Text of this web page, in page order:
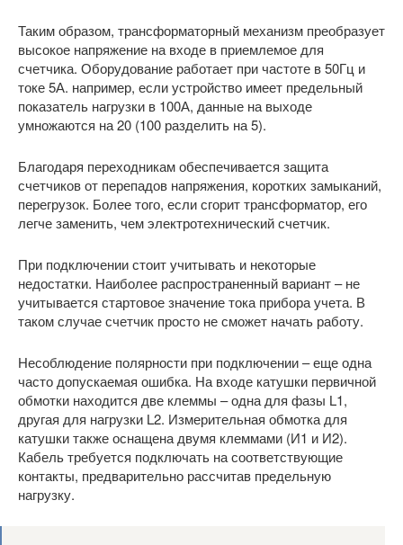
Таким образом, трансформаторный механизм преобразует
высокое напряжение на входе в приемлемое для
счетчика. Оборудование работает при частоте в 50Гц и
токе 5А. например, если устройство имеет предельный
показатель нагрузки в 100А, данные на выходе
умножаются на 20 (100 разделить на 5).
Благодаря переходникам обеспечивается защита
счетчиков от перепадов напряжения, коротких замыканий,
перегрузок. Более того, если сгорит трансформатор, его
легче заменить, чем электротехнический счетчик.
При подключении стоит учитывать и некоторые
недостатки. Наиболее распространенный вариант – не
учитывается стартовое значение тока прибора учета. В
таком случае счетчик просто не сможет начать работу.
Несоблюдение полярности при подключении – еще одна
часто допускаемая ошибка. На входе катушки первичной
обмотки находится две клеммы – одна для фазы L1,
другая для нагрузки L2. Измерительная обмотка для
катушки также оснащена двумя клеммами (И1 и И2).
Кабель требуется подключать на соответствующие
контакты, предварительно рассчитав предельную
нагрузку.